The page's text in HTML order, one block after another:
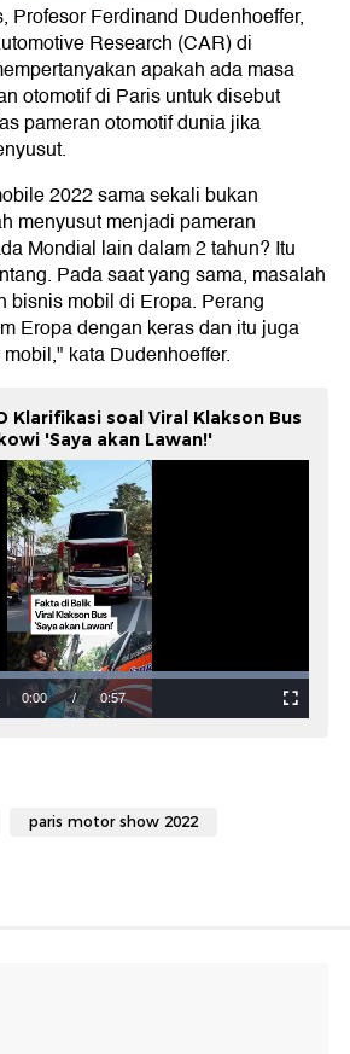
Profesor Ferdinand Dudenhoeffer,
Research (CAR) di
apakah ada masa
otomotif di Paris untuk disebut
pameran otomotif dunia jika
2022 sama sekali bukan
menyusut menjadi pameran
Mondial lain dalam 2 tahun? Itu
Pada saat yang sama, masalah
bisnis mobil di Eropa. Perang
Eropa dengan keras dan itu juga
kata Dudenhoeffer.
Klarifikasi soal Viral Klakson Bus
'Saya akan Lawan!'
paris motor show 2022